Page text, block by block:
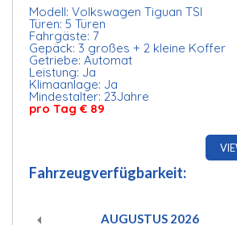
Modell: Volkswagen Tiguan TSI
Türen: 5 Türen
Fahrgäste: 7
Gepäck: 3 großes + 2 kleine Koffer
Getriebe: Automat
Leistung: Ja
Klimaanlage: Ja
Mindestalter: 23Jahre
pro Tag € 89
Fahrzeugverfügbarkeit:
AUGUSTUS 2026